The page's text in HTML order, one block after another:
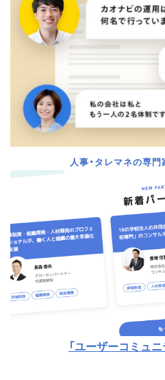
人事・タレマネの専門
「ユーザーコミュ